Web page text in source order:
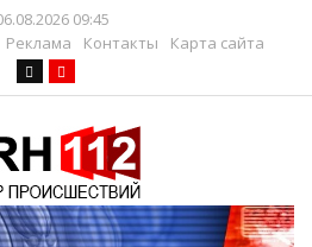
09:45
Реклама Контакты Карта сайта